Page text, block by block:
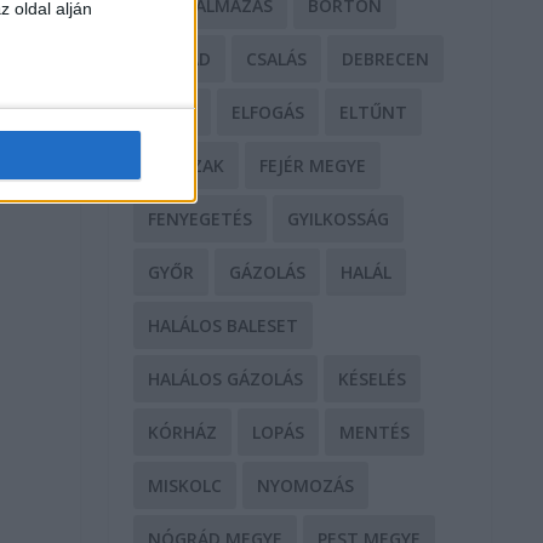
oldal alján
BÁNTALMAZÁS BÖRTÖN
CSALÁD CSALÁS DEBRECEN
DROG ELFOGÁS ELTŰNT
ERŐSZAK FEJÉR MEGYE
FENYEGETÉS GYILKOSSÁG
GYŐR GÁZOLÁS HALÁL
HALÁLOS BALESET
HALÁLOS GÁZOLÁS KÉSELÉS
KÓRHÁZ LOPÁS MENTÉS
MISKOLC NYOMOZÁS